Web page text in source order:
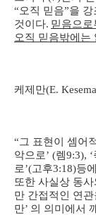
“오직 믿음”을
것이다. 믿음으
오직 믿음밖에는
케제만(E.
“그 표현이 셈어
악으로’ (렘9:3), ‘
로’(고후3:18)등
또한 사실상 동
만 간접적인 연
만’ 의 의미에서